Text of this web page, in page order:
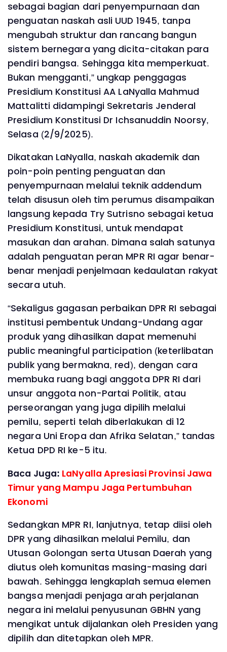
sebagai bagian dari penyempurnaan dan
penguatan naskah asli UUD 1945, tanpa
mengubah struktur dan rancang bangun
sistem bernegara yang dicita-citakan para
pendiri bangsa. Sehingga kita memperkuat.
Bukan mengganti,” ungkap penggagas
Presidium Konstitusi AA LaNyalla Mahmud
Mattalitti didampingi Sekretaris Jenderal
Presidium Konstitusi Dr Ichsanuddin Noorsy,
Selasa (2/9/2025).
Dikatakan LaNyalla, naskah akademik dan
poin-poin penting penguatan dan
penyempurnaan melalui teknik addendum
telah disusun oleh tim perumus disampaikan
langsung kepada Try Sutrisno sebagai ketua
Presidium Konstitusi, untuk mendapat
masukan dan arahan. Dimana salah satunya
adalah penguatan peran MPR RI agar benar-
benar menjadi penjelmaan kedaulatan rakyat
secara utuh.
“Sekaligus gagasan perbaikan DPR RI sebagai
institusi pembentuk Undang-Undang agar
produk yang dihasilkan dapat memenuhi
public meaningful participation (keterlibatan
publik yang bermakna, red), dengan cara
membuka ruang bagi anggota DPR RI dari
unsur anggota non-Partai Politik, atau
perseorangan yang juga dipilih melalui
pemilu, seperti telah diberlakukan di 12
negara Uni Eropa dan Afrika Selatan,” tandas
Ketua DPD RI ke-5 itu.
Baca Juga: LaNyalla Apresiasi Provinsi Jawa
Timur yang Mampu Jaga Pertumbuhan
Ekonomi
Sedangkan MPR RI, lanjutnya, tetap diisi oleh
DPR yang dihasilkan melalui Pemilu, dan
Utusan Golongan serta Utusan Daerah yang
diutus oleh komunitas masing-masing dari
bawah. Sehingga lengkaplah semua elemen
bangsa menjadi penjaga arah perjalanan
negara ini melalui penyusunan GBHN yang
mengikat untuk dijalankan oleh Presiden yang
dipilih dan ditetapkan oleh MPR.